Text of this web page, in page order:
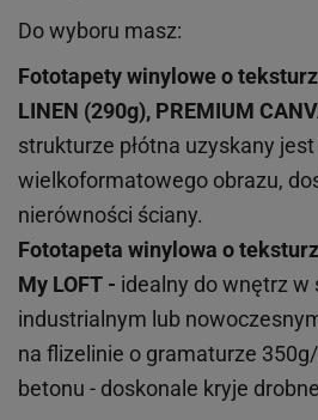
Do wyboru masz:
Fototapety winylowe o
LINEN (290g), PREMIUM
strukturze płótna uzyskany
wielkoformatowego obrazu,
nierówności ściany.
Fototapeta winylowa o
My LOFT - idealny do wnętrz w
industrialnym lub
na flizelinie o gramaturze
betonu - doskonale kryje